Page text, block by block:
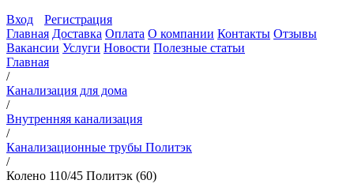
Вход
Регистрация
Главная Доставка Оплата О компании Контакты Отзывы
Вакансии Услуги Новости Полезные статьи
Главная
/
Канализация для дома
/
Внутренняя канализация
/
Канализационные трубы Политэк
/
Колено 110/45 Политэк (60)